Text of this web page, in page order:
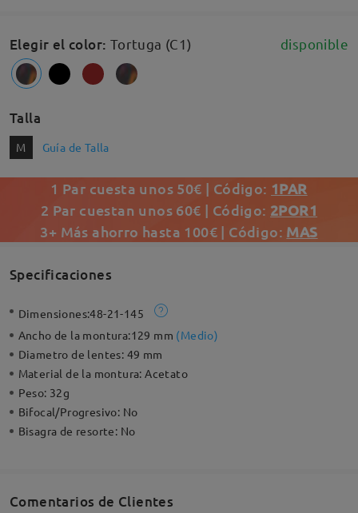
Elegir el color: Tortuga (C1) disponible
Talla
M Guía de Talla
1 Par cuesta unos 50€ | Código: 1PAR
2 Par cuestan unos 60€ | Código: 2POR1
3+ Más ahorro hasta 100€ | Código: MAS
Specificaciones
Dimensiones:48-21-145
Ancho de la montura:129 mm (Medio)
Diametro de lentes: 49 mm
Material de la montura:Acetato
Peso: 32g
Bifocal/Progresivo: No
Bisagra de resorte: No
Comentarios de Clientes